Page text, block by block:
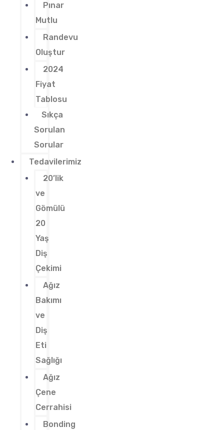
Pınar
Mutlu
Randevu
Oluştur
2024
Fiyat
Tablosu
Sıkça
Sorulan
Sorular
Tedavilerimiz
20’lik
ve
Gömülü
20
Yaş
Diş
Çekimi
Ağız
Bakımı
ve
Diş
Eti
Sağlığı
Ağız
Çene
Cerrahisi
Bonding